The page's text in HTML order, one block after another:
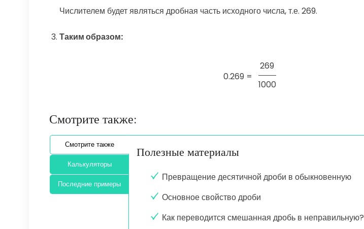
Числителем будет являться дробная часть исходного числа, т.е. 269.
Таким образом:
0.269 =
269
1000
Смотрите также:
Смотрите также
Калькуляторы
Последние примеры
Полезные материалы
Превращение десятичной дроби в обыкновенную
Основное свойство дроби
Как переводится смешанная дробь в неправильную?